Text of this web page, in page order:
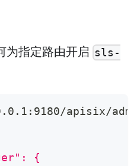
为指定路由开启 sls-
apisix/
{